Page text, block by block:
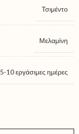
Τσιμέντο
Μελαμίνη
5-10 εργάσιμες ημέρες